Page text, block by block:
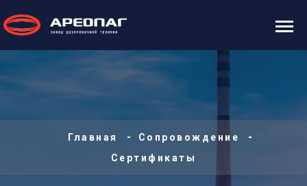
Главная
Сопровождение
Сертификаты